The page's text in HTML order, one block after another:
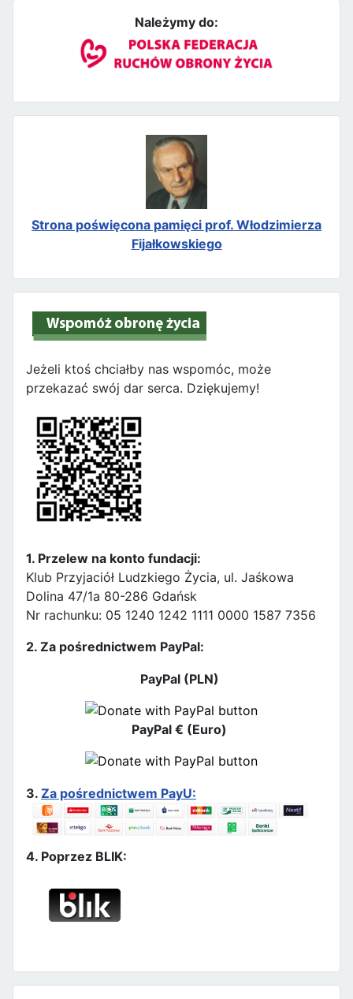
Należymy do:
Strona poświęcona pamięci prof. Włodzimierza
Fijałkowskiego
Jeżeli ktoś chciałby nas wspomóc, może
przekazać swój dar serca. Dziękujemy!
1. Przelew na konto fundacji:
Klub Przyjaciół Ludzkiego Życia, ul. Jaśkowa
Dolina 47/1a 80-286 Gdańsk
Nr rachunku: 05 1240 1242 1111 0000 1587 7356
2. Za pośrednictwem PayPal:
PayPal (PLN)
PayPal € (Euro)
3. Za pośrednictwem PayU:
4. Poprzez BLIK: